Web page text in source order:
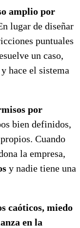
amplio por
lugar de diseñar
puntuales
un caso,
y hace el sistema
por
bien definidos,
Cuando
la empresa,
y nadie tiene una
caóticos, miedo
en la